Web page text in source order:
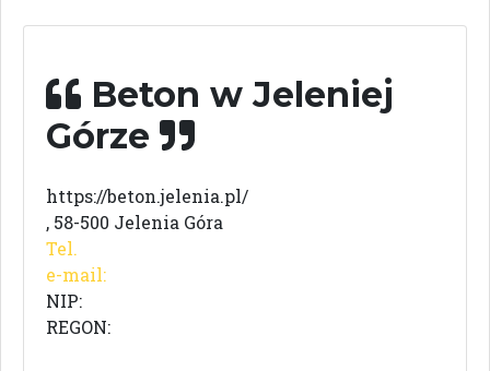
Beton w Jeleniej
Górze
https://beton.jelenia.pl/
, 58-500 Jelenia Góra
Tel.
e-mail:
NIP:
REGON: